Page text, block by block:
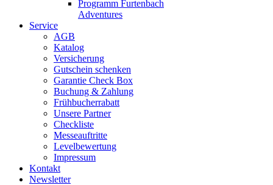
Programm Furtenbach
Adventures
Service
AGB
Katalog
Versicherung
Gutschein schenken
Garantie Check Box
Buchung & Zahlung
Frühbucherrabatt
Unsere Partner
Checkliste
Messeauftritte
Levelbewertung
Impressum
Kontakt
Newsletter